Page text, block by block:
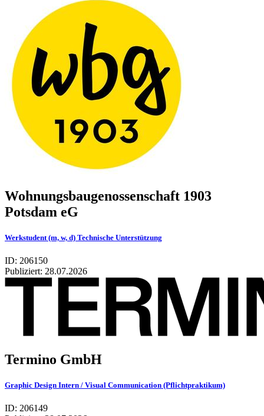
Wohnungsbaugenossenschaft 1903
Potsdam eG
Werkstudent (m, w, d) Technische Unterstützung
ID: 206150
Publiziert: 28.07.2026
Termino GmbH
Graphic Design Intern / Visual Communication (Pflichtpraktikum)
ID: 206149